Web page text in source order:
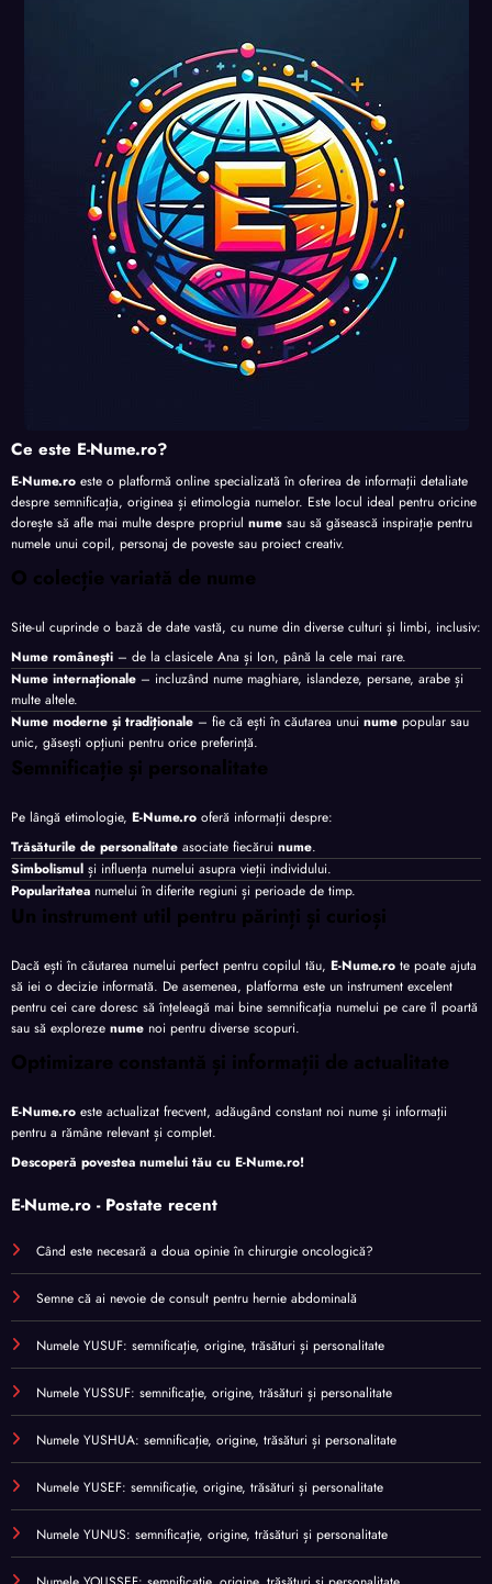
Ce este E-Nume.ro?
E-Nume.ro este o platformă online specializată în oferirea de informații detaliate
despre semnificația, originea și etimologia numelor. Este locul ideal pentru oricine
dorește să afle mai multe despre propriul nume sau să găsească inspirație pentru
numele unui copil, personaj de poveste sau proiect creativ.
O colecție variată de nume
Site-ul cuprinde o bază de date vastă, cu nume din diverse culturi și limbi, inclusiv:
Nume românești – de la clasicele Ana și Ion, până la cele mai rare.
Nume internaționale – incluzând nume maghiare, islandeze, persane, arabe și
multe altele.
Nume moderne și tradiționale – fie că ești în căutarea unui nume popular sau
unic, găsești opțiuni pentru orice preferință.
Semnificație și personalitate
Pe lângă etimologie, E-Nume.ro oferă informații despre:
Trăsăturile de personalitate asociate fiecărui nume.
Simbolismul și influența numelui asupra vieții individului.
Popularitatea numelui în diferite regiuni și perioade de timp.
Un instrument util pentru părinți și curioși
Dacă ești în căutarea numelui perfect pentru copilul tău, E-Nume.ro te poate ajuta
să iei o decizie informată. De asemenea, platforma este un instrument excelent
pentru cei care doresc să înțeleagă mai bine semnificația numelui pe care îl poartă
sau să exploreze nume noi pentru diverse scopuri.
Optimizare constantă și informații de actualitate
E-Nume.ro este actualizat frecvent, adăugând constant noi nume și informații
pentru a rămâne relevant și complet.
Descoperă povestea numelui tău cu E-Nume.ro!
E-Nume.ro - Postate recent
Când este necesară a doua opinie în chirurgie oncologică?
Semne că ai nevoie de consult pentru hernie abdominală
Numele YUSUF: semnificație, origine, trăsături și personalitate
Numele YUSSUF: semnificație, origine, trăsături și personalitate
Numele YUSHUA: semnificație, origine, trăsături și personalitate
Numele YUSEF: semnificație, origine, trăsături și personalitate
Numele YUNUS: semnificație, origine, trăsături și personalitate